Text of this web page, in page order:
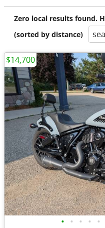
Zero local results found.
(sorted by distance)
• • • • •
$14,700